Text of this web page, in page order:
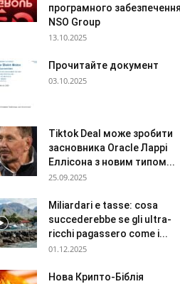
програмного забезпечення
NSO Group
13.10.2025
Прочитайте документ
03.10.2025
Tiktok Deal може зробити
засновника Oracle Ларрі
Еллісона з новим типом...
25.09.2025
Miliardari e tasse: cosa
succederebbe se gli ultra-
ricchi pagassero come i...
01.12.2025
Нова Крипто-Біблія